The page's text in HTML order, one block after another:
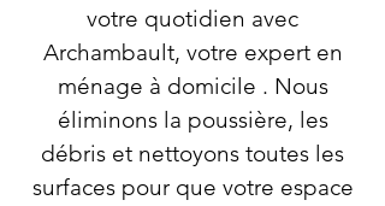
votre quotidien avec
Archambault, votre expert en
ménage à domicile . Nous
éliminons la poussière, les
débris et nettoyons toutes les
surfaces pour que votre espace